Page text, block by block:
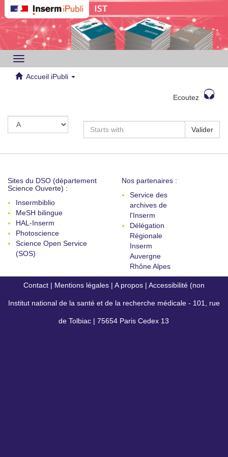
Toggle
navigation
Accueil iPubli
Ecoutez
Valider
Sites du DSO (département
Science Ouverte) :
Insermbiblio
MeSH bilingue
HAL-Inserm
Photoscience
Science Open Service
(SOS)
Nos partenaires :
Service des
archives de
l'Inserm
Délégation
Régionale
Inserm
Auvergne
Rhône Alpes
Contact | Mentions légales | A propos | Accessibilité (non
conforme)
Institut national de la santé et de la recherche médicale - 101, rue
de Tolbiac | 75654 Paris Cedex 13